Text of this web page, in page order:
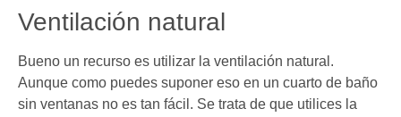
Ventilación natural
Bueno un recurso es utilizar la ventilación natural.
Aunque como puedes suponer eso en un cuarto de baño
sin ventanas no es tan fácil. Se trata de que utilices la